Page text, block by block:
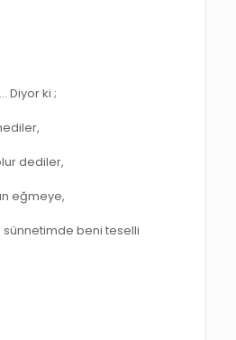
Diyor ki ;
dediler,
eğmeye,
beni teselli